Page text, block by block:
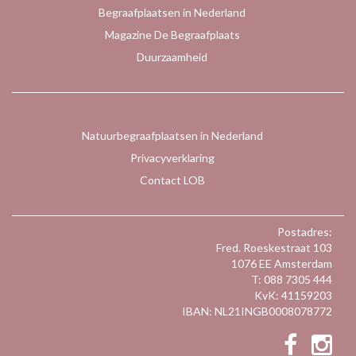
Begraafplaatsen in Nederland
Magazine De Begraafplaats
Duurzaamheid
Natuurbegraafplaatsen in Nederland
Privacyverklaring
Contact LOB
Postadres:
Fred. Roeskestraat 103
1076 EE Amsterdam
T: 088 7305 444
KvK: 41159203
IBAN: NL21INGB0008078772